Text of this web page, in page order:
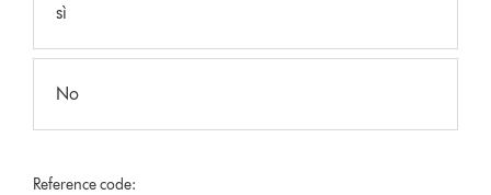
sì
No
Reference code: